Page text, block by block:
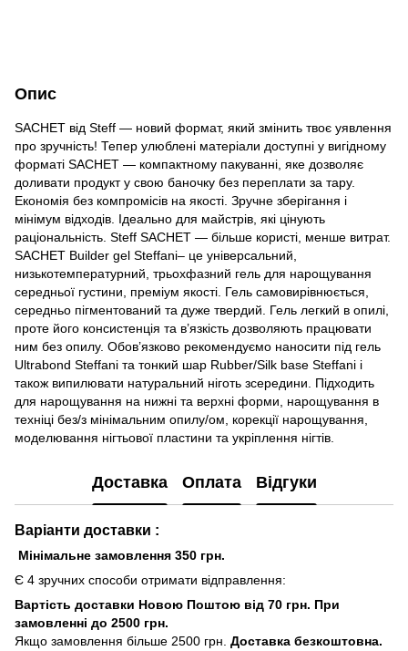
Опис
SACHET від Steff — новий формат, який змінить твоє уявлення
про зручність! Тепер улюблені матеріали доступні у вигідному
форматі SACHET — компактному пакуванні, яке дозволяє
доливати продукт у свою баночку без переплати за тару. ⠀
Економія без компромісів на якості. Зручне зберігання і
мінімум відходів. Ідеально для майстрів, які цінують
раціональність. Steff SACHET — більше користі, менше витрат.
SACHET Builder gel Steffani– це універсальний,
низькотемпературний, трьохфазний гель для нарощування
середньої густини, преміум якості. Гель самовирівнюється,
середньо пігментований та дуже твердий. Гель легкий в опилі,
проте його консистенція та в’язкість дозволяють працювати
ним без опилу. Обов’язково рекомендуємо наносити під гель
Ultrabond Steffani та тонкий шар Rubber/Silk base Steffani і
також випилювати натуральний ніготь зсередини. Підходить
для нарощування на нижні та верхні форми, нарощування в
техніці без/з мінімальним опилу/ом, корекції нарощування,
моделювання нігтьової пластини та укріплення нігтів.
Доставка Оплата Відгуки
Варіанти доставки :
Мінімальне замовлення 350 грн.
Є 4 зручних способи отримати відправлення:
Вартість доставки Новою Поштою від 70 грн. При
замовленні до 2500 грн.
Якщо замовлення більше 2500 грн. Доставка безкоштовна.